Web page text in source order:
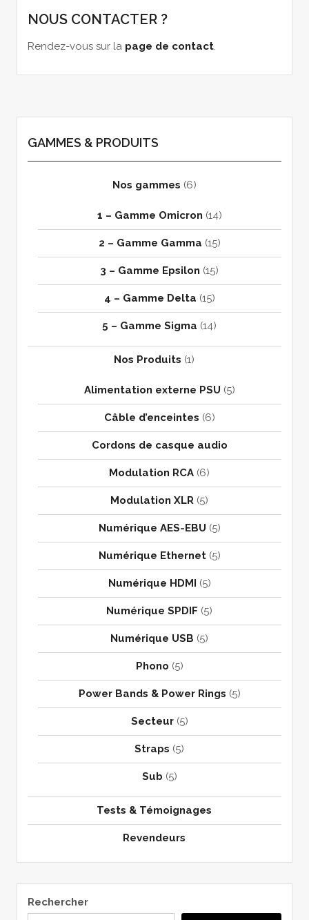
NOUS CONTACTER ?
Rendez-vous sur la page de contact.
GAMMES & PRODUITS
Nos gammes (6)
1 – Gamme Omicron (14)
2 – Gamme Gamma (15)
3 – Gamme Epsilon (15)
4 – Gamme Delta (15)
5 – Gamme Sigma (14)
Nos Produits (1)
Alimentation externe PSU (5)
Câble d’enceintes (6)
Cordons de casque audio
Modulation RCA (6)
Modulation XLR (5)
Numérique AES-EBU (5)
Numérique Ethernet(5)
Numérique HDMI (5)
Numérique SPDIF (5)
Numérique USB (5)
Phono (5)
Power Bands & Power Rings (5)
Secteur(5)
Straps (5)
Sub (5)
Tests & Témoignages
Revendeurs
Rechercher